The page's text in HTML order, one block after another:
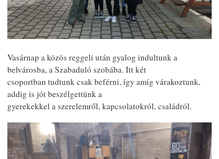
Vasárnap a közös reggeli után gyalog indultunk a
belvárosba, a Szabaduló szobába. Itt két
csoportban tudtunk csak beférni, így amíg várakoztunk,
addig is jót beszélgettünk a
gyerekekkel a szerelemről, kapcsolatokról, családról.